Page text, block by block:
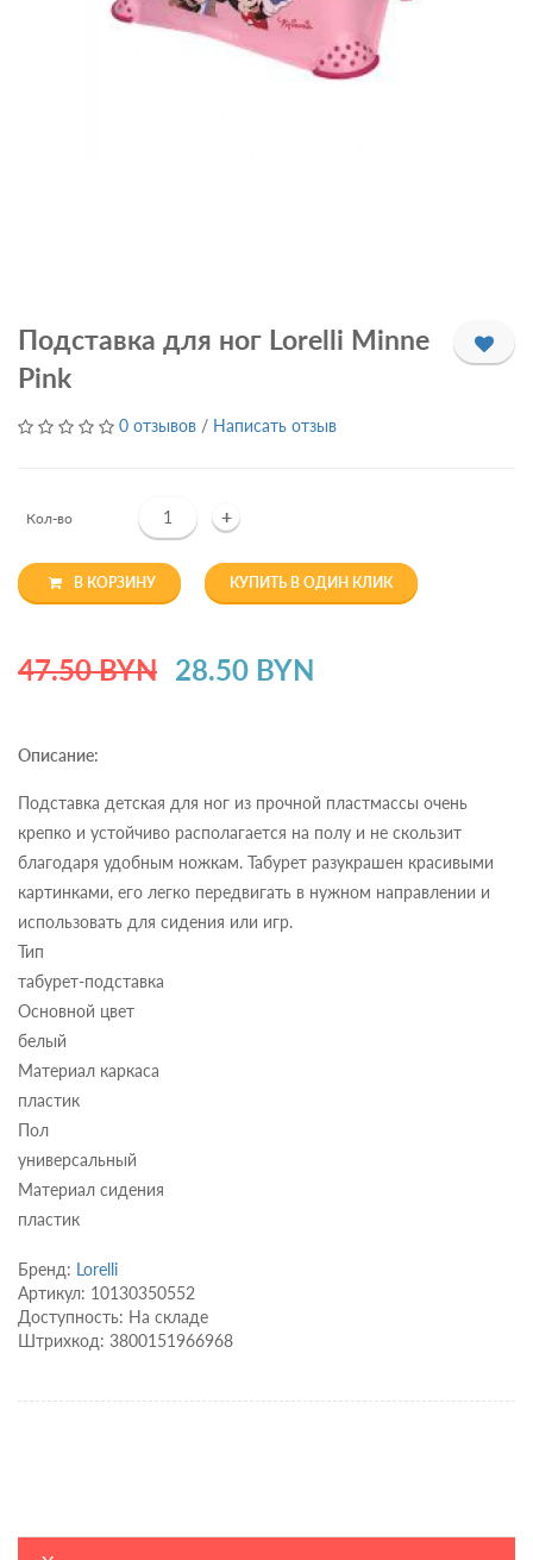
Подставка для ног Lorelli Minne
Pink
0 отзывов / Написать отзыв
Кол-во +
В КОРЗИНУ КУПИТЬ В ОДИН КЛИК
47.50 BYN 28.50 BYN
Описание:
Подставка детская для ног из прочной пластмассы очень
крепко и устойчиво располагается на полу и не скользит
благодаря удобным ножкам. Табурет разукрашен красивыми
картинками, его легко передвигать в нужном направлении и
использовать для сидения или игр.
Тип
табурет-подставка
Основной цвет
белый
Материал каркаса
пластик
Пол
универсальный
Материал сидения
пластик
Бренд: Lorelli
Артикул: 10130350552
Доступность: На складе
Штрихкод: 3800151966968